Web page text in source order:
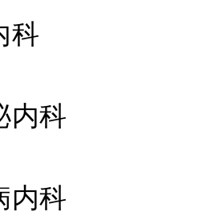
科
内科
内科